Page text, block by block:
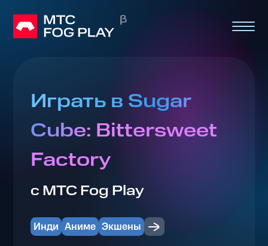
Играть в Sugar
Cube: Bittersweet
Factory
с МТС Fog Play
Инди Аниме Экшены